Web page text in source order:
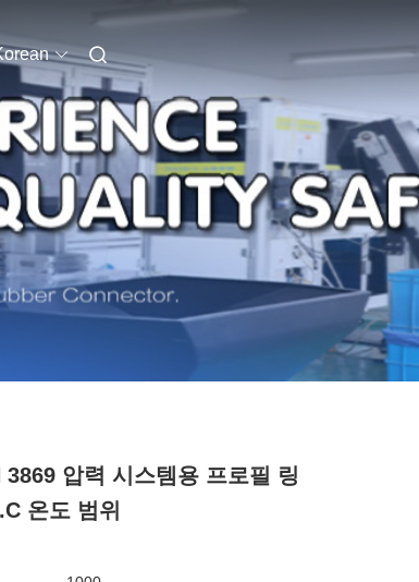
3869 압력 시스템용 프로필 링
온도 범위